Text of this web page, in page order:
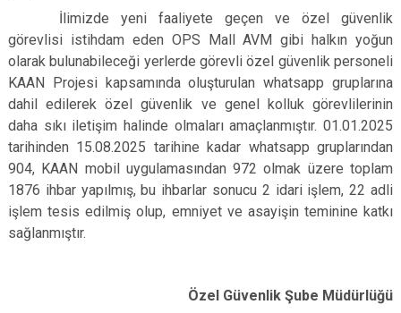
İlimizde yeni faaliyete geçen ve özel güvenlik
görevlisi istihdam eden OPS Mall AVM gibi halkın yoğun
olarak bulunabileceği yerlerde görevli özel güvenlik personeli
KAAN Projesi kapsamında oluşturulan whatsapp gruplarına
dahil edilerek özel güvenlik ve genel kolluk görevlilerinin
daha sıkı iletişim halinde olmaları amaçlanmıştır. 01.01.2025
tarihinden 15.08.2025 tarihine kadar whatsapp gruplarından
904, KAAN mobil uygulamasından 972 olmak üzere toplam
1876 ihbar yapılmış, bu ihbarlar sonucu 2 idari işlem, 22 adli
işlem tesis edilmiş olup, emniyet ve asayişin teminine katkı
sağlanmıştır.
Özel Güvenlik Şube Müdürlüğü